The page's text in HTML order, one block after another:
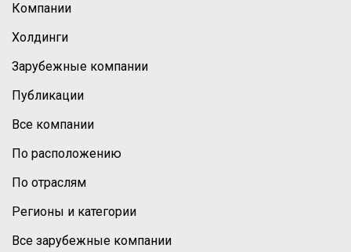
Компании
Холдинги
Зарубежные компании
Публикации
Все компании
По расположению
По отраслям
Регионы и категории
Все зарубежные компании